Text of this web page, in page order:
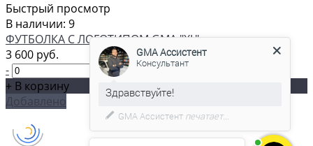
Быстрый просмотр
В наличии: 9
ФУТБОЛКА С ЛОГОТИПОМ GMA "XL"
3 600 руб.
-
+
+ В корзину
Добавлено
Консультант
С удовольствием помогу вам в
выборе товара.